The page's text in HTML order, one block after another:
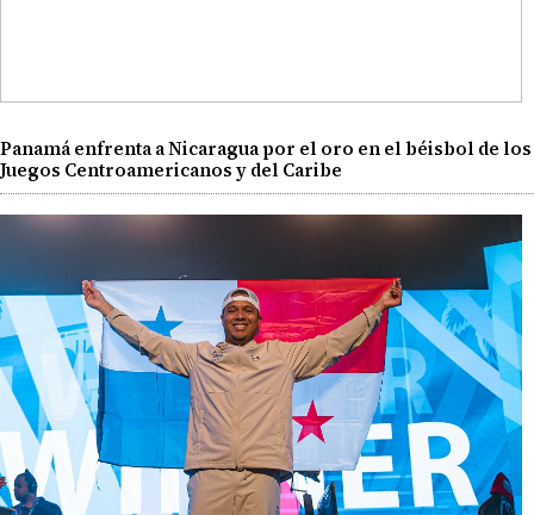
Panamá enfrenta a Nicaragua por el oro en el béisbol de los
Juegos Centroamericanos y del Caribe